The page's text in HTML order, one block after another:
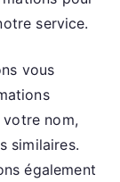
service.
vous
nom,
similaires.
également